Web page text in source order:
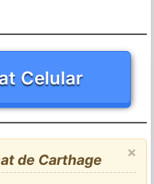
Celular
×
de Carthage